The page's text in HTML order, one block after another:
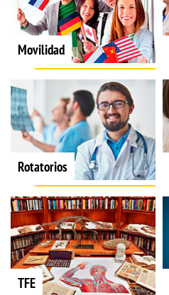
Movilidad
Rotatorios
TFE